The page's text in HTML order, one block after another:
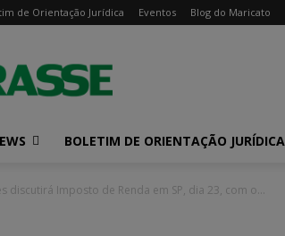
de Orientação Jurídica Eventos Blog do Maricato
BOLETIM DE ORIENTAÇÃO JURÍDICA
discutirá Imposto de Renda em SP, dia 23, com o...